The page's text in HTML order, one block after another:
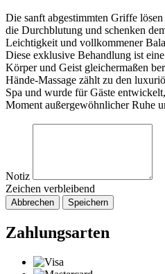
Die sanft abgestimmten Griffe
die Durchblutung und schenken
Leichtigkeit und vollkommener
Diese exklusive Behandlung ist
Körper und Geist gleichermaßen
Hände-Massage zählt zu den
Spa und wurde für Gäste
Moment außergewöhnlicher Ruhe
Notiz
Zeichen verbleibend
Abbrechen Speichern
Zahlungsarten